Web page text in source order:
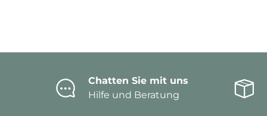
Chatten Sie mit uns
Hilfe und Beratung